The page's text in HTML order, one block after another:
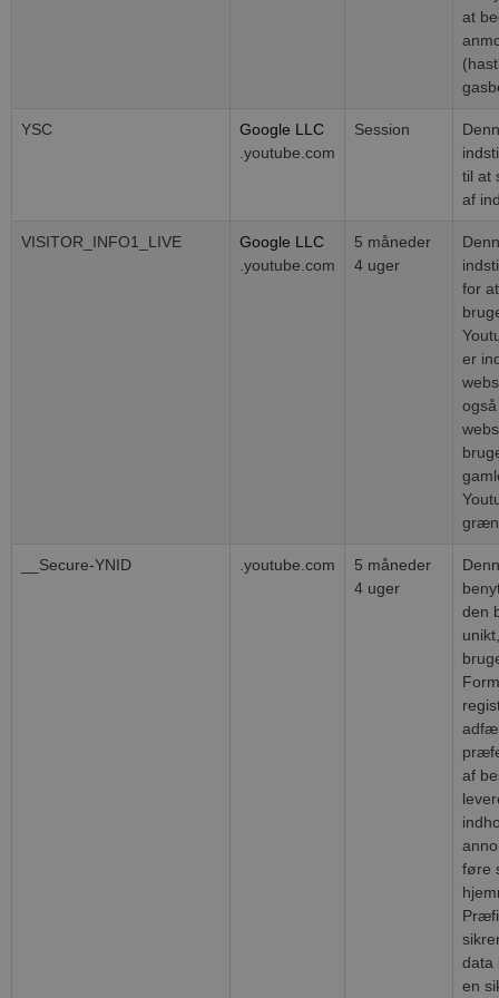
at
YSC
Google LLC
.youtube.com
Session
til at
af
VISITOR_INFO1_LIVE
Google LLC
.youtube.com
5 måneder
4 uger
for
er
__Secure-YNID .youtube.com
5 måneder
4 uger
den
af
føre
data
en
Session
CookieScript
4 uger 2
dage
Session